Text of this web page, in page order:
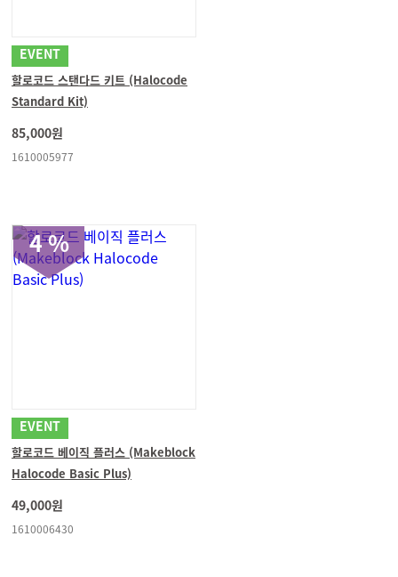
EVENT
할로코드 스탠다드 키트 (Halocode
Standard Kit)
85,000원
1610005977
4 %
EVENT
할로코드 베이직 플러스 (Makeblock
Halocode Basic Plus)
49,000원
1610006430